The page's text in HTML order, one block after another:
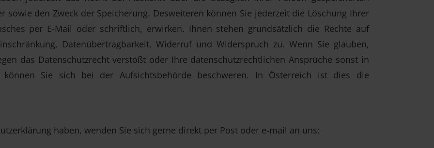
sowie den Zweck der Speicherung. Desweiteren können Sie jederzeit die Löschung Ihrer
per E-Mail oder schriftlich, erwirken. Ihnen stehen grundsätzlich die Rechte auf
Datenübertragbarkeit, Widerruf und Widerspruch zu. Wenn Sie glauben,
das Datenschutzrecht verstößt oder Ihre datenschutzrechtlichen Ansprüche sonst in
Sie sich bei der Aufsichtsbehörde beschweren. In Österreich ist dies die
haben, wenden Sie sich gerne direkt per Post oder e-mail an uns: